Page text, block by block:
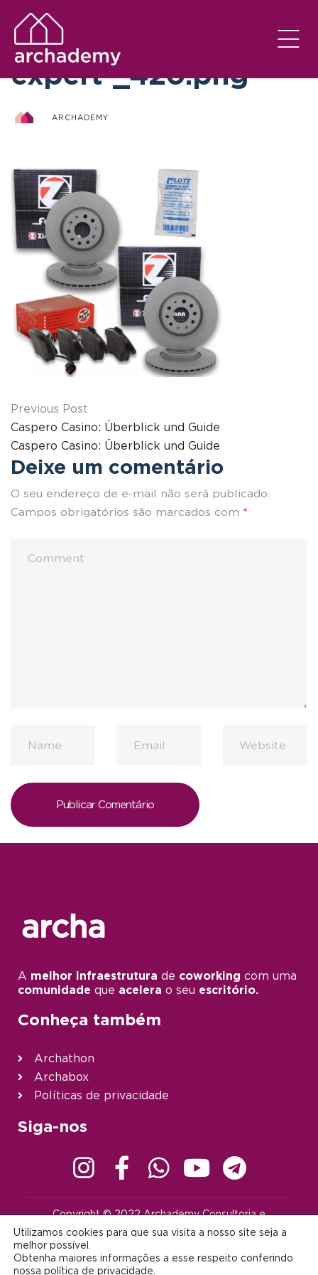
otto-zimmermann-
expert-_420.png
ARCHADEMY
Previous Post
Caspero Casino: Überblick und Guide
Caspero Casino: Überblick und Guide
Deixe um comentário
O seu endereço de e-mail não será publicado.
Campos obrigatórios são marcados com *
A melhor infraestrutura de coworking com uma
comunidade que acelera o seu escritório.
Conheça também
Archathon
Archabox
Políticas de privacidade
Siga-nos
Copyright © 2022 Archademy Consultoria e
reservados |contato@archademy.com.br |
Desenvolvido por:
Utilizamos cookies para que sua visita a nosso site seja a
melhor possível.
Obtenha maiores informações a esse respeito conferindo
nossa política de privacidade